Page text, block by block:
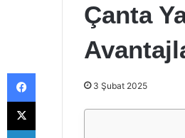
Çanta
3 Şubat 2025
Facebook
X
LinkedIn